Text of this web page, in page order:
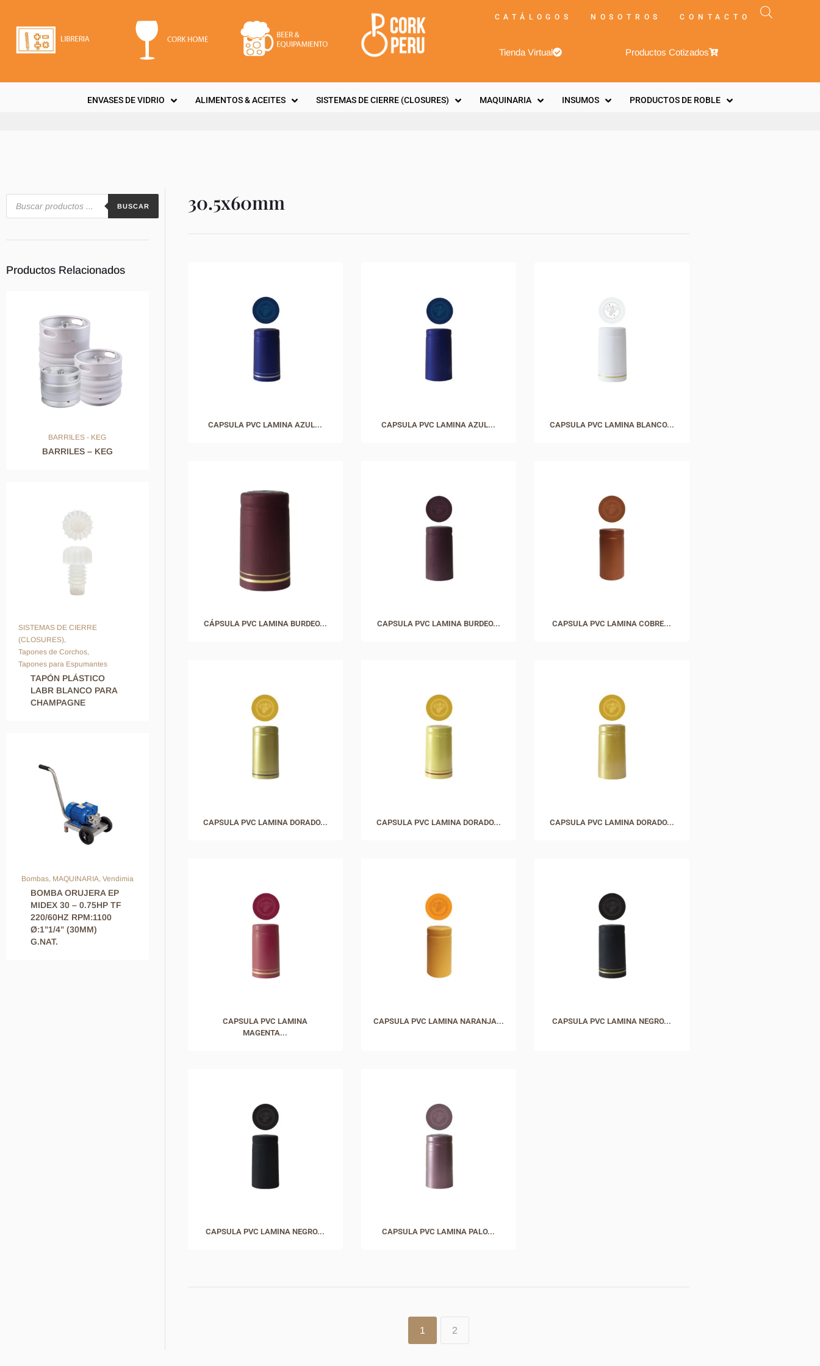
CATÁLOGOS NOSOTROS CONTACTO
Tienda Virtual Productos Cotizados
ENVASES DE VIDRIO ALIMENTOS & ACEITES SISTEMAS DE CIERRE (CLOSURES) MAQUINARIA INSUMOS PRODUCTOS DE ROBLE
BUSCAR
Productos Relacionados
BARRILES - KEG
BARRILES – KEG
SISTEMAS DE CIERRE
(CLOSURES),
Tapones de Corchos,
Tapones para Espumantes
TAPÓN PLÁSTICO
LABR BLANCO PARA
CHAMPAGNE
Bombas, MAQUINARIA, Vendimia
BOMBA ORUJERA EP
MIDEX 30 – 0.75HP TF
220/60HZ RPM:1100
Ø:1”1/4” (30MM)
G.NAT.
30.5x60mm
CAPSULA PVC LAMINA AZUL... CAPSULA PVC LAMINA AZUL... CAPSULA PVC LAMINA BLANCO...
CÁPSULA PVC LAMINA BURDEO... CAPSULA PVC LAMINA BURDEO... CAPSULA PVC LAMINA COBRE...
CAPSULA PVC LAMINA DORADO... CAPSULA PVC LAMINA DORADO... CAPSULA PVC LAMINA DORADO...
CAPSULA PVC LAMINA
MAGENTA...
CAPSULA PVC LAMINA NARANJA... CAPSULA PVC LAMINA NEGRO...
CAPSULA PVC LAMINA NEGRO... CAPSULA PVC LAMINA PALO...
1 2